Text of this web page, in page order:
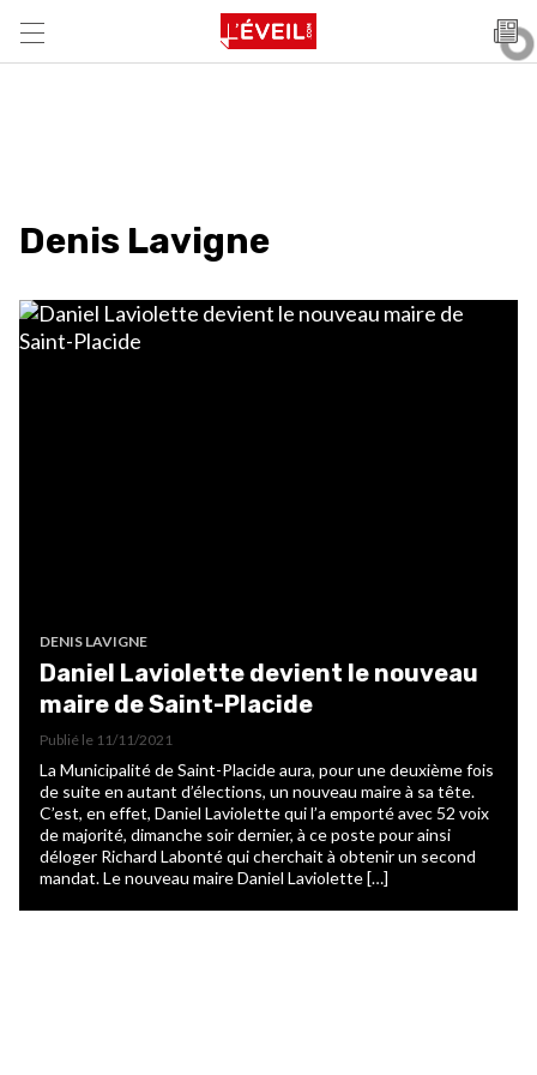
Denis Lavigne
DENIS LAVIGNE
Daniel Laviolette devient le nouveau
maire de Saint-Placide
Publié le 11/11/2021
La Municipalité de Saint-Placide aura, pour une deuxième fois
de suite en autant d’élections, un nouveau maire à sa tête.
C’est, en effet, Daniel Laviolette qui l’a emporté avec 52 voix
de majorité, dimanche soir dernier, à ce poste pour ainsi
déloger Richard Labonté qui cherchait à obtenir un second
mandat. Le nouveau maire Daniel Laviolette […]